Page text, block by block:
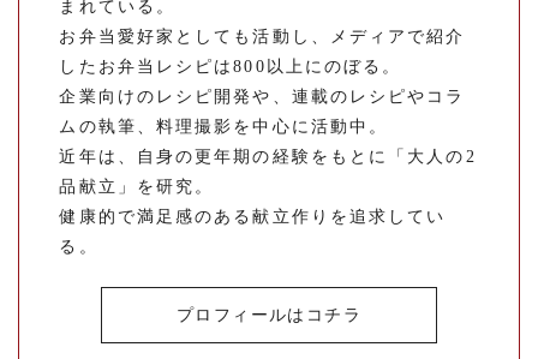
まれている。
お弁当愛好家としても活動し、メディアで紹介
したお弁当レシピは800以上にのぼる。
企業向けのレシピ開発や、連載のレシピやコラ
ムの執筆、料理撮影を中心に活動中。
近年は、自身の更年期の経験をもとに「大人の2
品献立」を研究。
健康的で満足感のある献立作りを追求してい
る。
プロフィールはコチラ